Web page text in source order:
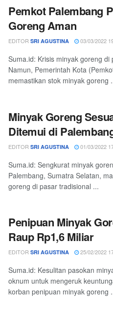
Pemkot Palembang
Goreng Aman
EDITOR SRI AGUSTINA 03/03/2022
Suma.id: Krisis minyak goreng
Namun, Pemerintah Kota
memastikan stok minyak goreng
Minyak Goreng
Ditemui di
EDITOR SRI AGUSTINA 01/03/2022
Suma.id: Sengkurat minyak
Palembang, Sumatra Selatan,
goreng di pasar tradisional ...
Penipuan Minyak
Raup Rp1,6 Miliar
EDITOR SRI AGUSTINA 25/02/2022
Suma.id: Kesulitan pasokan
oknum untuk mengeruk
korban penipuan minyak goreng